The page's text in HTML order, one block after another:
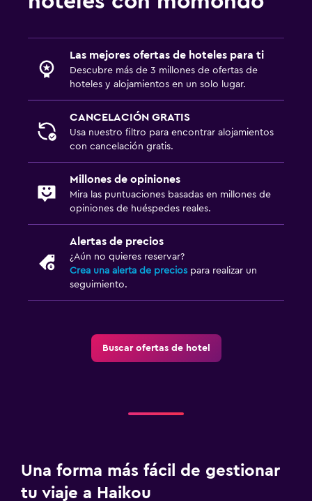
Las mejores ofertas de hoteles para ti
Descubre más de 3 millones de ofertas de
hoteles y alojamientos en un solo lugar.
CANCELACIÓN GRATIS
Usa nuestro filtro para encontrar alojamientos
con cancelación gratis.
Millones de opiniones
Mira las puntuaciones basadas en millones de
opiniones de huéspedes reales.
Alertas de precios
¿Aún no quieres reservar?
Crea una alerta de precios para realizar un
seguimiento.
Buscar ofertas de hotel
Una forma más fácil de gestionar
tu viaje a Haikou